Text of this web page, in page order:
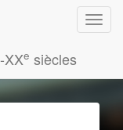
-XXe siècles